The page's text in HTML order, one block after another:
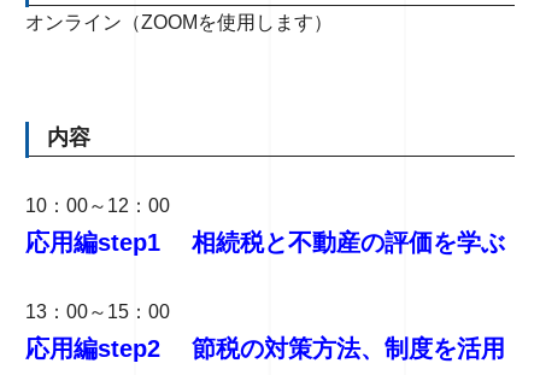
オンライン（ZOOMを使用します）
内容
10：00～12：00
応用編step1 相続税と不動産の評価を学ぶ
13：00～15：00
応用編step2 節税の対策方法、制度を活用